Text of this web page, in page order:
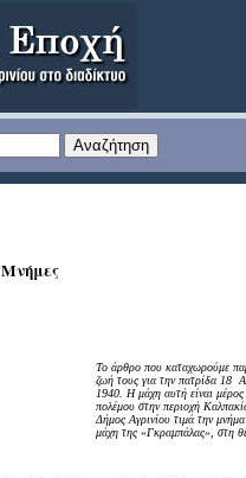
Μνήμες
Το άρθρο που καταχωρούμε
ζωή τους για την πατρίδα 18
1940. Η μάχη αυτή είναι
πολέμου στην περιοχή
Δήμος Αγρινίου τιμά την
μάχη της «Γκραμπάλας», στη